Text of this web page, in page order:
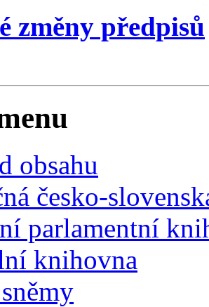
změny předpisů
obsahu
česko-
parlamentní
knihovna